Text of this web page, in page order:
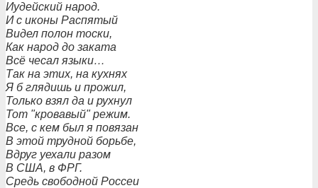
Иудейский народ.
И с иконы Распятый
Видел полон тоски,
Как народ до заката
Всё чесал языки…
Так на этих, на кухнях
Я б глядишь и прожил,
Только взял да и рухнул
Тот "кровавый" режим.
Все, с кем был я повязан
В этой трудной борьбе,
Вдруг уехали разом
В США, в ФРГ.
Средь свободной Россеи